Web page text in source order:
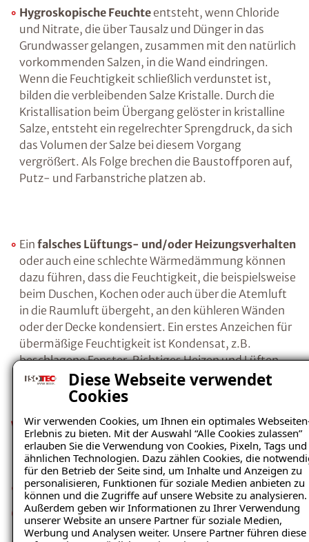
Diese Webseite verwendet
Cookies
Wir verwenden Cookies, um Ihnen ein optimales
Erlebnis zu bieten. Mit der Auswahl “Alle Cookies zulassen”
erlauben Sie die Verwendung von Cookies, Pixeln, Tags und
ähnlichen Technologien. Dazu zählen Cookies, die
für den Betrieb der Seite sind, um Inhalte und Anzeigen zu
personalisieren, Funktionen für soziale Medien anbieten zu
können und die Zugriffe auf unsere Website zu analysieren.
Außerdem geben wir Informationen zu Ihrer Verwendung
unserer Website an unsere Partner für soziale Medien,
Werbung und Analysen weiter. Unsere Partner führen diese
Durch hygroskopische Feuchte entsteht eine Sprengwirkung
der Salze
Hygroskopische Feuchteentsteht, wenn
Salzen, in die Wand eindringen. Wenn die
Feuchtigkeit schließlich verdunstet ist, bilden
die verbleibenden Salze Kristalle.Durch die
Kristallisation beim Übergang gelöster in
kristalline Salze, entsteht ein regelrechter
Sprengdruck, da sich das Volumen der Salze
bei diesem Vorgang vergrößert. Als Folge
brechen die Baustoffporen auf, Putz- und
Farbanstriche platzen ab.
Einfalsches Lüftungs- und/oder
Heizungsverhaltenoder auch eine schlechte
Wärmedämmung können dazu führen, dass
die Feuchtigkeit, die beispielsweise beim
Duschen, Kochen oder auch über die Atemluft
in die Raumluft übergeht, an den kühleren
Ratgeber „Sofort-Tipps gegen
Feuchtigkeit“
– jetzt kostenlos
herunterladen!
Kostenlosen Ratgeber anfordern
Voraussetzung für den Erhalt des kostenfreien
Ratgebers ist die Anmeldung zu unserem Newsletter.